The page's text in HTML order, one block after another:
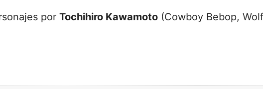
por Tochihiro Kawamoto (Cowboy Bebop,